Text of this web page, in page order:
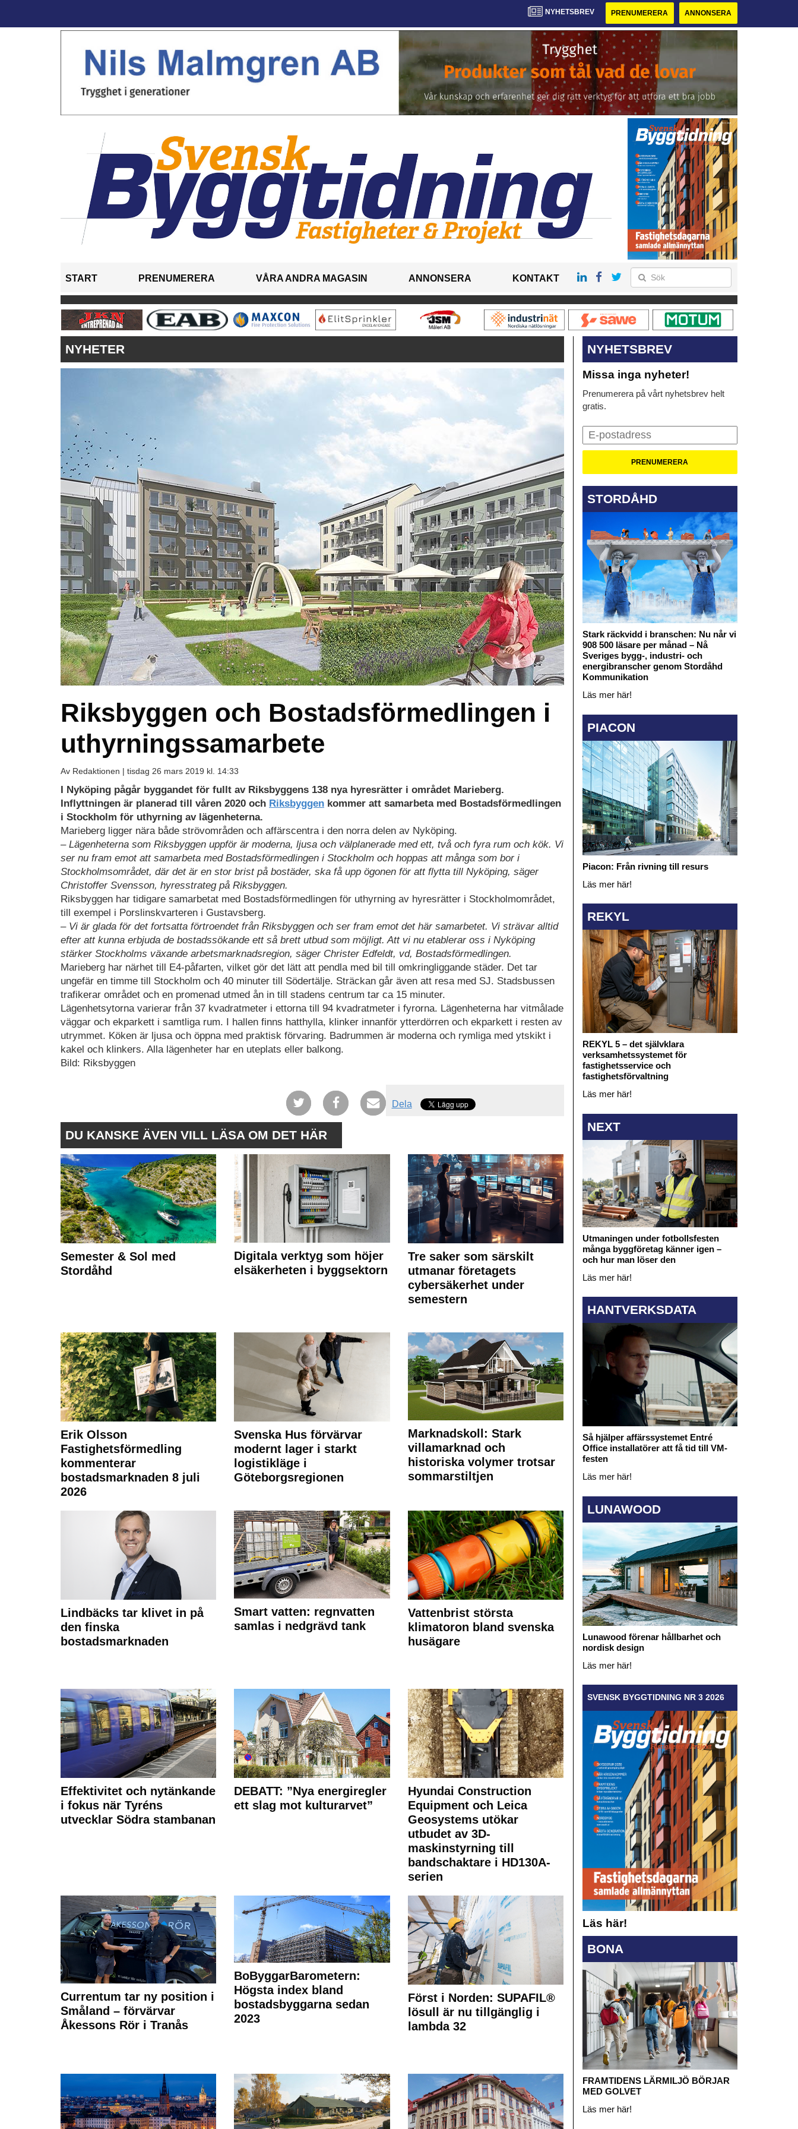
NYHETSBREV PRENUMERERA ANNONSERA
START PRENUMERERA VÅRA ANDRA MAGASIN ANNONSERA KONTAKT
NYHETER
Riksbyggen och Bostadsförmedlingen i
uthyrningssamarbete
Av Redaktionen | tisdag 26 mars 2019 kl. 14:33
I Nyköping pågår byggandet för fullt av Riksbyggens 138 nya hyresrätter i området Marieberg.
Inflyttningen är planerad till våren 2020 och Riksbyggen kommer att samarbeta med Bostadsförmedlingen
i Stockholm för uthyrning av lägenheterna.
Marieberg ligger nära både strövområden och affärscentra i den norra delen av Nyköping.
– Lägenheterna som Riksbyggen uppför är moderna, ljusa och välplanerade med ett, två och fyra rum och kök. Vi
ser nu fram emot att samarbeta med Bostadsförmedlingen i Stockholm och hoppas att många som bor i
Stockholmsområdet, där det är en stor brist på bostäder, ska få upp ögonen för att flytta till Nyköping, säger
Christoffer Svensson, hyresstrateg på Riksbyggen.
Riksbyggen har tidigare samarbetat med Bostadsförmedlingen för uthyrning av hyresrätter i Stockholmområdet,
till exempel i Porslinskvarteren i Gustavsberg.
– Vi är glada för det fortsatta förtroendet från Riksbyggen och ser fram emot det här samarbetet. Vi strävar alltid
efter att kunna erbjuda de bostadssökande ett så brett utbud som möjligt. Att vi nu etablerar oss i Nyköping
stärker Stockholms växande arbetsmarknadsregion, säger Christer Edfeldt, vd, Bostadsförmedlingen.
Marieberg har närhet till E4-påfarten, vilket gör det lätt att pendla med bil till omkringliggande städer. Det tar
ungefär en timme till Stockholm och 40 minuter till Södertälje. Sträckan går även att resa med SJ. Stadsbussen
trafikerar området och en promenad utmed ån in till stadens centrum tar ca 15 minuter.
Lägenhetsytorna varierar från 37 kvadratmeter i ettorna till 94 kvadratmeter i fyrorna. Lägenheterna har vitmålade
väggar och ekparkett i samtliga rum. I hallen finns hatthylla, klinker innanför ytterdörren och ekparkett i resten av
utrymmet. Köken är ljusa och öppna med praktisk förvaring. Badrummen är moderna och rymliga med ytskikt i
kakel och klinkers. Alla lägenheter har en uteplats eller balkong.
Bild: Riksbyggen
Dela
DU KANSKE ÄVEN VILL LÄSA OM DET HÄR
Semester & Sol med
Stordåhd
Digitala verktyg som höjer
elsäkerheten i byggsektorn
Tre saker som särskilt
utmanar företagets
cybersäkerhet under
semestern
Erik Olsson
Fastighetsförmedling
kommenterar
bostadsmarknaden 8 juli
2026
Svenska Hus förvärvar
modernt lager i starkt
logistikläge i
Göteborgsregionen
Marknadskoll: Stark
villamarknad och
historiska volymer trotsar
sommarstiltjen
Lindbäcks tar klivet in på
den finska
bostadsmarknaden
Smart vatten: regnvatten
samlas i nedgrävd tank
Vattenbrist största
klimatoron bland svenska
husägare
Effektivitet och nytänkande
i fokus när Tyréns
utvecklar Södra stambanan
DEBATT: ”Nya energiregler
ett slag mot kulturarvet”
Hyundai Construction
Equipment och Leica
Geosystems utökar
utbudet av 3D-
maskinstyrning till
bandschaktare i HD130A-
serien
Currentum tar ny position i
Småland – förvärvar
Åkessons Rör i Tranås
BoByggarBarometern:
Högsta index bland
bostadsbyggarna sedan
2023
Först i Norden: SUPAFIL®
lösull är nu tillgänglig i
lambda 32
NYHETSBREV
Missa inga nyheter!
Prenumerera på vårt nyhetsbrev helt
gratis.
STORDÅHD
Stark räckvidd i branschen: Nu når vi
908 500 läsare per månad – Nå
Sveriges bygg-, industri- och
energibranscher genom Stordåhd
Kommunikation
Läs mer här!
PIACON
Piacon: Från rivning till resurs
Läs mer här!
REKYL
REKYL 5 – det självklara
verksamhetssystemet för
fastighetsservice och
fastighetsförvaltning
Läs mer här!
NEXT
Utmaningen under fotbollsfesten
många byggföretag känner igen –
och hur man löser den
Läs mer här!
HANTVERKSDATA
Så hjälper affärssystemet Entré
Office installatörer att få tid till VM-
festen
Läs mer här!
LUNAWOOD
Lunawood förenar hållbarhet och
nordisk design
Läs mer här!
SVENSK BYGGTIDNING NR 3 2026
Läs här!
BONA
FRAMTIDENS LÄRMILJÖ BÖRJAR
MED GOLVET
Läs mer här!